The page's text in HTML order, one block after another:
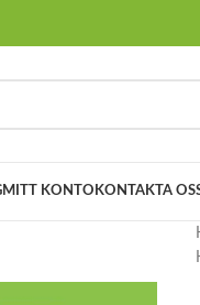
MITT KONTO KONTAKTA